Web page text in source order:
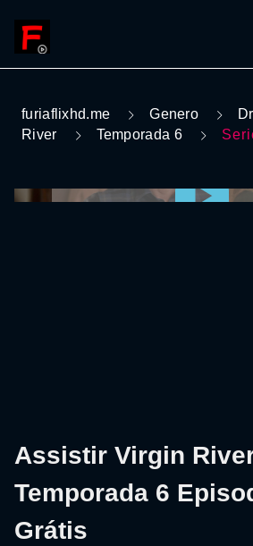
furiaflixhd.me Genero
River
Temporada 6
Assistir Virgin
Temporada 6
Grátis